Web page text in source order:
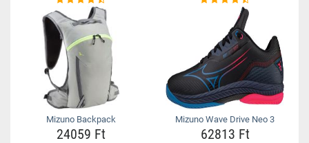
Mizuno Backpack
24059 Ft
Mizuno Wave Drive Neo 3
62813 Ft